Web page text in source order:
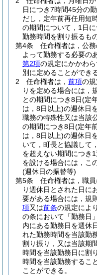
日につき7時間45分の
だし，定年前再任用短
の期間について，1日
勤務時間を割り振るも
第4条
任命権者は，公
よって勤務する必要の
第2項の規定にかかわ
別に定めることができる
2
任命権者は， 前項の
りを定める場合には，
との期間につき8日(定
は，8日以上)の週休日
職務の特殊性又は当該
の期間につき8日(定年
は，8日以上)の週休日
いて，町長と協議して
を超えない期間につき
を設ける場合には，こ
(週休日の振替等)
第5条
任命権者は，職員
り週休日とされた日に
要がある場合には，規
項又は前条の規定によ
の条において「勤務日
内にある勤務日を週休
れた勤務時間を当該勤
割り振り，又は当該期
時間を当該勤務日に割
時間を当該勤務するこ
ことができる。